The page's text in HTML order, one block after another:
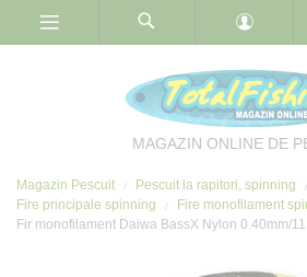
MAGAZIN ONLINE DE
Magazin Pescuit
Pescuit la rapitori, spinning
Fire principale spinning
Fire monofilament
Fir monofilament Daiwa BassX Nylon 0.40mm/